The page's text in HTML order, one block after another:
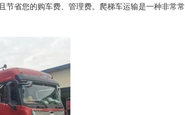
节省您的购车费、管理费。爬梯车运输是一种非常